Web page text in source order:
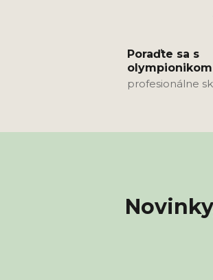
Poraďte sa s
olympionikom
profesionálne